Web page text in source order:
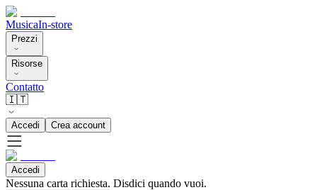
MusicaIn-store
Prezzi
Risorse
Contatto
🇮🇹
Accedi Crea account
Accedi
Nessuna carta richiesta. Disdici quando vuoi.